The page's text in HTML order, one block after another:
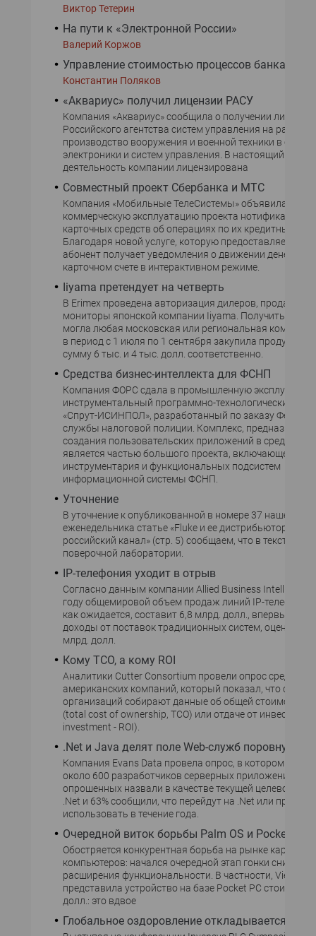
Виктор Тетерин
На пути к «Электронной России»
Валерий Коржов
Управление стоимостью процессов банка
Константин Поляков
«Аквариус» получил лицензии РАСУ
Компания «Аквариус» сообщила о получении
Российского агентства систем управления на
производство вооружения и военной техники в сфере
электроники и систем управления. В настоящий
деятельность компании лицензирована
Совместный проект Сбербанка и МТС
Компания «Мобильные ТелеСистемы» объявила о
коммерческую эксплуатацию проекта нотификации
карточных средств об операциях по их кредитным
Благодаря новой услуге, которую предоставляет
абонент получает уведомления о движении денег на
карточном счете в интерактивном режиме.
Iiyama претендует на четверть
В Erimex проведена авторизация дилеров, продающих
мониторы японской компании Iiyama. Получить
могла любая московская или региональная
в период с 1 июля по 1 сентября закупила продукции
сумму 6 тыс. и 4 тыс. долл. соответственно.
Средства бизнес-интеллекта для ФСНП
Компания ФОРС сдала в промышленную
инструментальный программно-технологический
«Спрут-ИСИНПОЛ», разработанный по заказу
службы налоговой полиции. Комплекс,
создания пользовательских приложений в среде
является частью большого проекта, включающего
инструментария и функциональных подсистем
информационной системы ФСНП.
Уточнение
В уточнение к опубликованной в номере 37 нашего
еженедельника статье «Fluke и ее дистрибьюторы
российский канал» (стр. 5) сообщаем, что в тексте
поверочной лаборатории.
IP-телефония уходит в отрыв
Согласно данным компании Allied Business
году общемировой объем продаж линий IP-
как ожидается, составит 6,8 млрд. долл., впервые
доходы от поставок традиционных систем,
млрд. долл.
Кому TCO, а кому ROI
Аналитики Cutter Consortium провели опрос среди 92
американских компаний, который показал, что семь
организаций собирают данные об общей стоимости
(total cost of ownership, TCO) или отдаче от
investment - ROI).
.Net и Java делят поле Web-служб поровну
Компания Evans Data провела опрос, в котором
около 600 разработчиков серверных приложений.
опрошенных назвали в качестве текущей целевой
.Net и 63% сообщили, что перейдут на .Net или
использовать в течение года.
Очередной виток борьбы Palm OS и Pocket PC
Обостряется конкурентная борьба на рынке
компьютеров: начался очередной этап гонки
расширения функциональности. В частности,
представила устройство на базе Pocket PC
долл.: это вдвое
Глобальное оздоровление откладывается